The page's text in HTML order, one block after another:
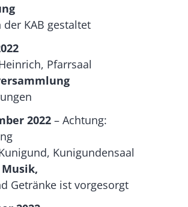
KAB gestaltet
Pfarrsaal
2022 – Achtung:
Kunigundensaal
Getränke ist vorgesorgt